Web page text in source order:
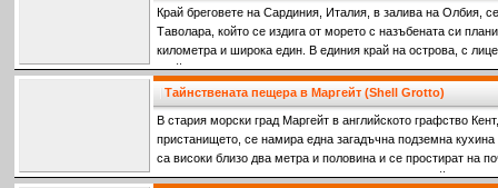
Край бреговете на Сардиния, Италия, в залива на Олбия,
Tаволара, който се издига от морето с назъбената си
километра и широка един. В единия край на острова, с
крайбрежие, планинските склонове се спускат надолу, за
дълъг, пясъчен плаж. Той е единствената обитаема част
наследниците на Джузепе Бертолеоне са живели през
Тайнствената пещера в Маргейт (Shell Grotto)
В стария морски град Маргейт в английското графство
пристанището, се намира една загадъчна подземна
са високи близо два метра и половина и се простират на
повърхността, която изглежда като типичен английски